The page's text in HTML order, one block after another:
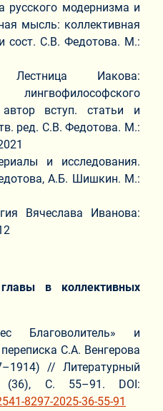
русского модернизма и
мысль: коллективная
сост. С.В. Федотова. М.:
Иакова:
вступ. статьи и
ред. С.В. Федотова. М.:
и исследования.
А.Б. Шишкин. М.:
Вячеслава Иванова:
в коллективных
Благоволитель» и
С.А. Венгерова
// Литературный
С. 55–91. DOI:
8297-2025-36-55-91